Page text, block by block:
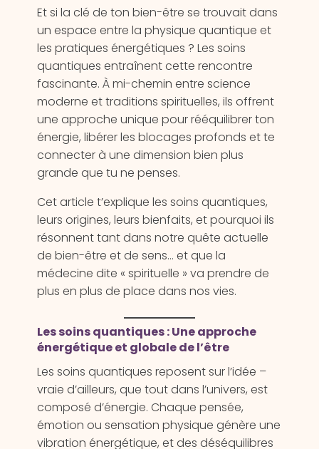
Et si la clé de ton bien-être se trouvait dans
un espace entre la physique quantique et
les pratiques énergétiques ? Les soins
quantiques entraînent cette rencontre
fascinante. À mi-chemin entre science
moderne et traditions spirituelles, ils offrent
une approche unique pour rééquilibrer ton
énergie, libérer les blocages profonds et te
connecter à une dimension bien plus
grande que tu ne penses.
Cet article t’explique les soins quantiques,
leurs origines, leurs bienfaits, et pourquoi ils
résonnent tant dans notre quête actuelle
de bien-être et de sens… et que la
médecine dite « spirituelle » va prendre de
plus en plus de place dans nos vies.
Les soins quantiques : Une approche
énergétique et globale de l’être
Les soins quantiques reposent sur l’idée –
vraie d’ailleurs, que tout dans l’univers, est
composé d’énergie. Chaque pensée,
émotion ou sensation physique génère une
vibration énergétique, et des déséquilibres